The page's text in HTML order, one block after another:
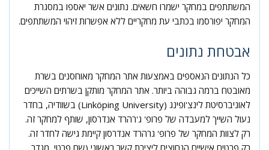
המשתתפים במחקר ישמרו חשאים. נתונים אשר יאספו במסגרת
המחקר יפורסמו בכתבי עת מחקריים ללא אפשרות זיהוי המשתתפים.
אבטחת נתונים
כל הנתונים הנאספים באמצעות אתר המחקר מאוחסנים בשרת
מאובטח ברמה גבוהה ביותר. אתר המחקר מותקן בשרתים השייכים
לאוניברסיטת לינצ'ופינג (Linköping University) בשוודיה, בחדר
נעול השייך למעבדה של פרופ' ג'רהרד אנדרסון, שותף למחקר זה.
רק לצוות המחקר של פרופ' גרהרד אנדרסון קיימת גישה לחדר זה.
רק פרטים אישיים הנחוצים ליצירת קשר ראשוני (שם פרטי, מגדר,